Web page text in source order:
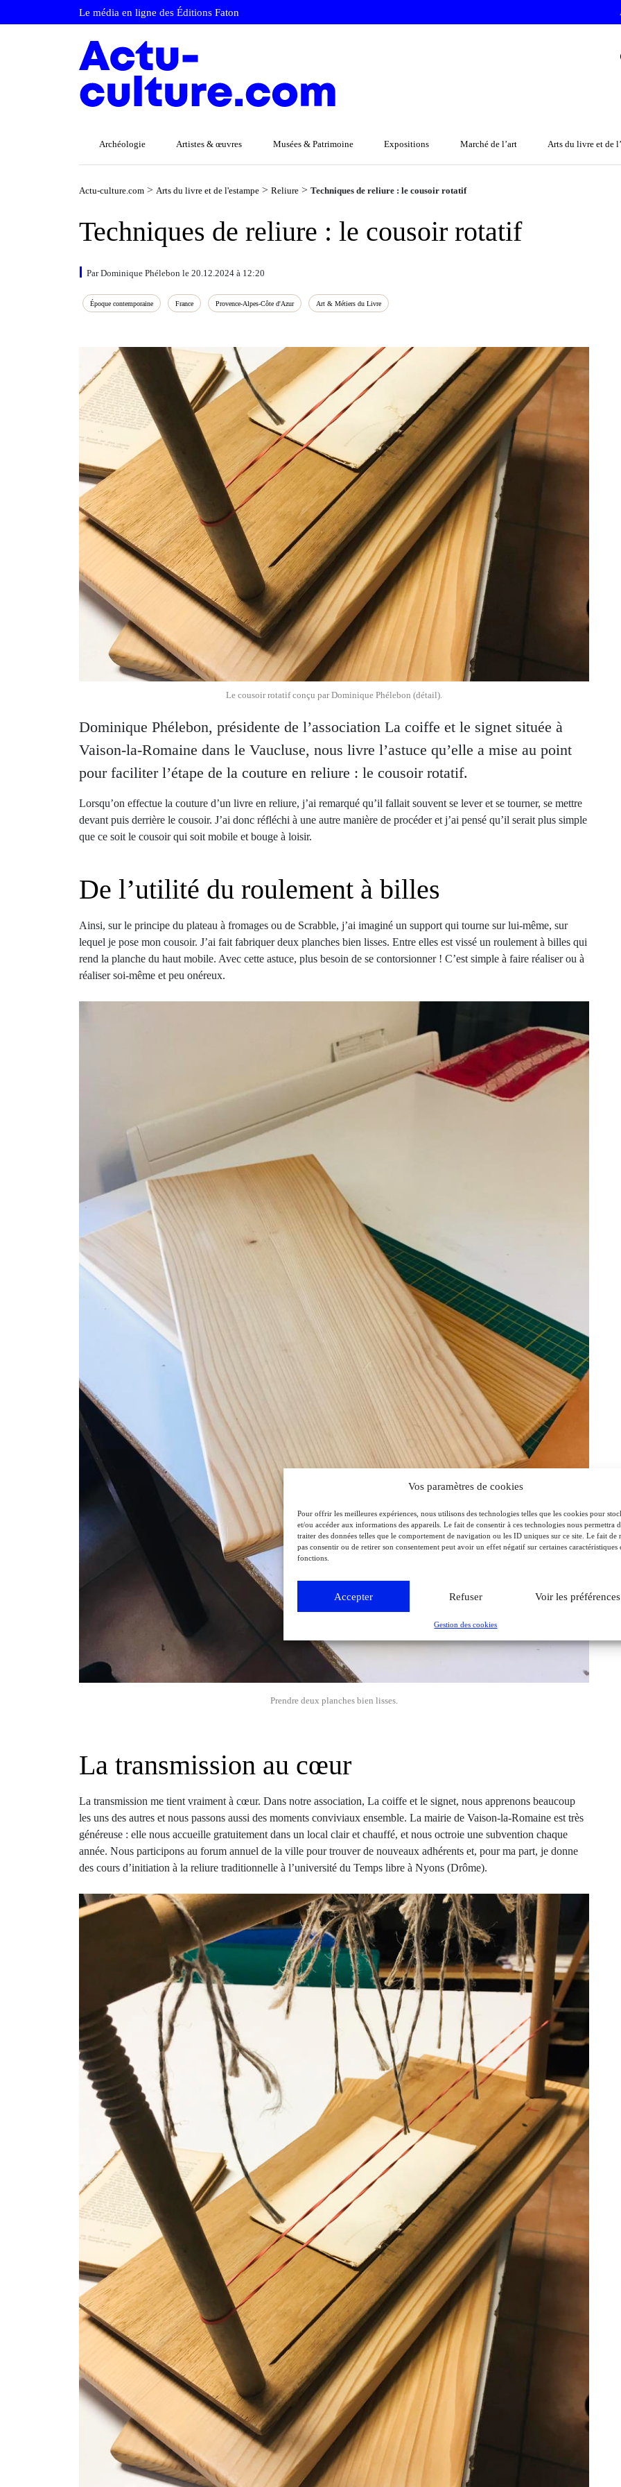
Vos paramètres de cookies
Pour offrir les meilleures expériences, nous utilisons des technologies telles que les cookies pour
et/ou accéder aux informations des appareils. Le fait de consentir à ces technologies nous permettra
traiter des données telles que le comportement de navigation ou les ID uniques sur ce site. Le fait de
pas consentir ou de retirer son consentement peut avoir un effet négatif sur certaines caractéristiques
fonctions.
Accepter Refuser Voir les préférences
Gestion des cookies
Le média en ligne des Éditions Faton
Archéologie Artistes & œuvres Musées & Patrimoine Expositions Marché de l’art Arts du livre et de
Actu-culture.com > Arts du livre et de l'estampe > Reliure > Techniques de reliure : le cousoir rotatif
Techniques de reliure : le cousoir rotatif
Par Dominique Phélebon le 20.12.2024 à 12:20
Époque contemporaine France Provence‑Alpes‑Côte d'Azur Art & Métiers du Livre
Le cousoir rotatif conçu par Dominique Phélebon (détail).
Dominique Phélebon, présidente de l’association La coiffe et le signet située à
Vaison-la-Romaine dans le Vaucluse, nous livre l’astuce qu’elle a mise au point
pour faciliter l’étape de la couture en reliure : le cousoir rotatif.
Lorsqu’on effectue la couture d’un livre en reliure, j’ai remarqué qu’il fallait souvent se lever et se tourner, se mettre
devant puis derrière le cousoir. J’ai donc réfléchi à une autre manière de procéder et j’ai pensé qu’il serait plus simple
que ce soit le cousoir qui soit mobile et bouge à loisir.
De l’utilité du roulement à billes
Ainsi, sur le principe du plateau à fromages ou de Scrabble, j’ai imaginé un support qui tourne sur lui-même, sur
lequel je pose mon cousoir. J’ai fait fabriquer deux planches bien lisses. Entre elles est vissé un roulement à billes qui
rend la planche du haut mobile. Avec cette astuce, plus besoin de se contorsionner ! C’est simple à faire réaliser ou à
réaliser soi-même et peu onéreux.
Prendre deux planches bien lisses.
La transmission au cœur
La transmission me tient vraiment à cœur. Dans notre association, La coiffe et le signet, nous apprenons beaucoup
les uns des autres et nous passons aussi des moments conviviaux ensemble. La mairie de Vaison-la-Romaine est très
généreuse : elle nous accueille gratuitement dans un local clair et chauffé, et nous octroie une subvention chaque
année. Nous participons au forum annuel de la ville pour trouver de nouveaux adhérents et, pour ma part, je donne
des cours d’initiation à la reliure traditionnelle à l’université du Temps libre à Nyons (Drôme).